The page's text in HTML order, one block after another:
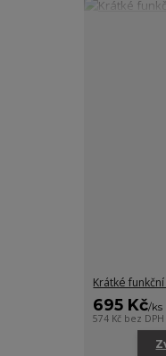
Krátké
695 Kč/ks
574 Kč bez DPH